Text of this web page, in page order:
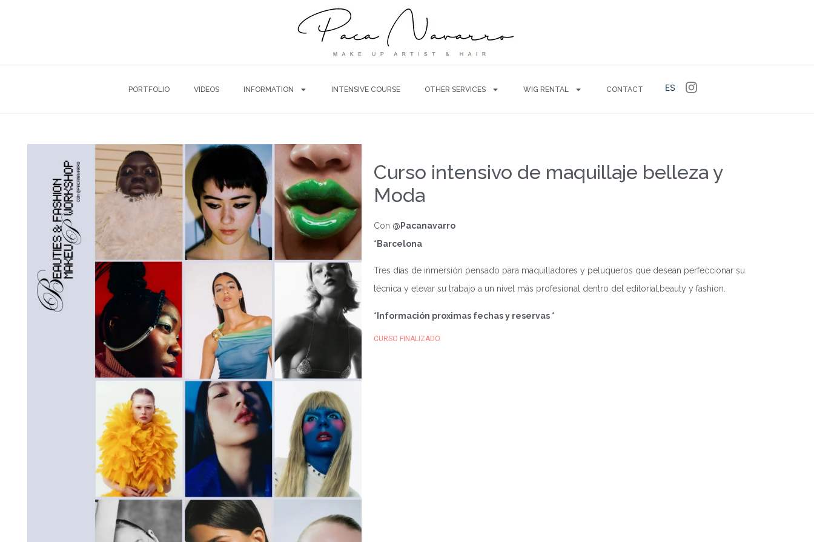
PORTFOLIO VIDEOS INFORMATION INTENSIVE COURSE OTHER SERVICES WIG RENTAL CONTACT ES
Curso intensivo de maquillaje belleza y
Moda
Con @Pacanavarro
*Barcelona
Tres días de inmersión pensado para maquilladores y peluqueros que desean perfeccionar su
técnica y elevar su trabajo a un nivel más profesional dentro del editorial,beauty y fashion.
*Información proximas fechas y reservas *
CURSO FINALIZADO